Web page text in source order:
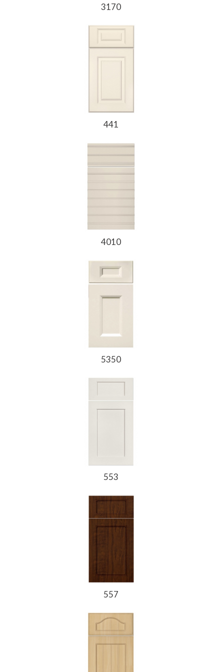
3170
441
4010
5350
553
557